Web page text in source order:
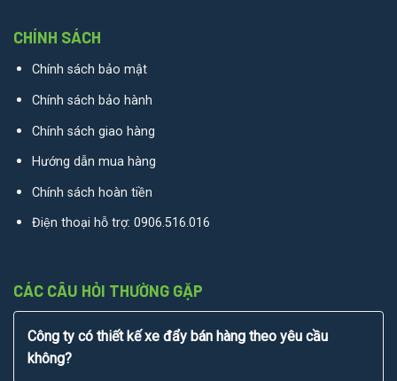
CHÍNH SÁCH
Chính sách bảo mật
Chính sách bảo hành
Chính sách giao hàng
Hướng dẫn mua hàng
Chính sách hoàn tiền
Điện thoại hỗ trợ: 0906.516.016
CÁC CÂU HỎI THƯỜNG GẶP
Công ty có thiết kế xe đẩy bán hàng theo yêu cầu
không?